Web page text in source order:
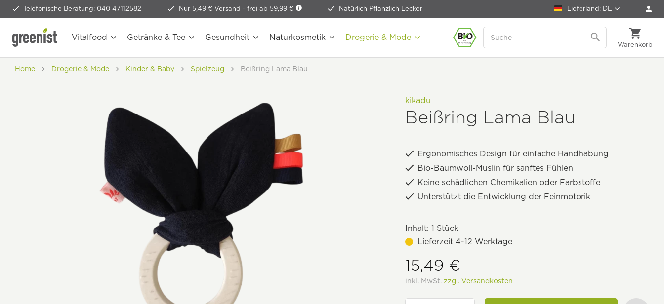
Telefonische Beratung: 040 47112582 Nur 5,49 € Versand - frei ab 59,99 € Natürlich Pflanzlich Lecker Lieferland: DE
Warenkorb
Vitalfood Getränke & Tee Gesundheit Naturkosmetik Drogerie & Mode
Home Drogerie & Mode Kinder & Baby Spielzeug Beißring Lama Blau
kikadu
Beißring Lama Blau
Ergonomisches Design für einfache Handhabung
Bio-Baumwoll-Muslin für sanftes Fühlen
Keine schädlichen Chemikalien oder Farbstoffe
Unterstützt die Entwicklung der Feinmotorik
Inhalt: 1 Stück
Lieferzeit 4-12 Werktage
15,49 €
inkl. MwSt. zzgl. Versandkosten